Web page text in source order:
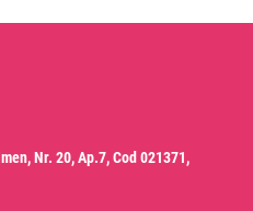
Nr. 20, Ap.7, Cod 021371,